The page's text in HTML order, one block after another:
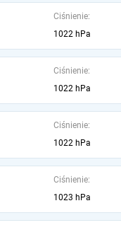
Ciśnienie:
1022 hPa
Ciśnienie:
1022 hPa
Ciśnienie:
1022 hPa
Ciśnienie:
1023 hPa